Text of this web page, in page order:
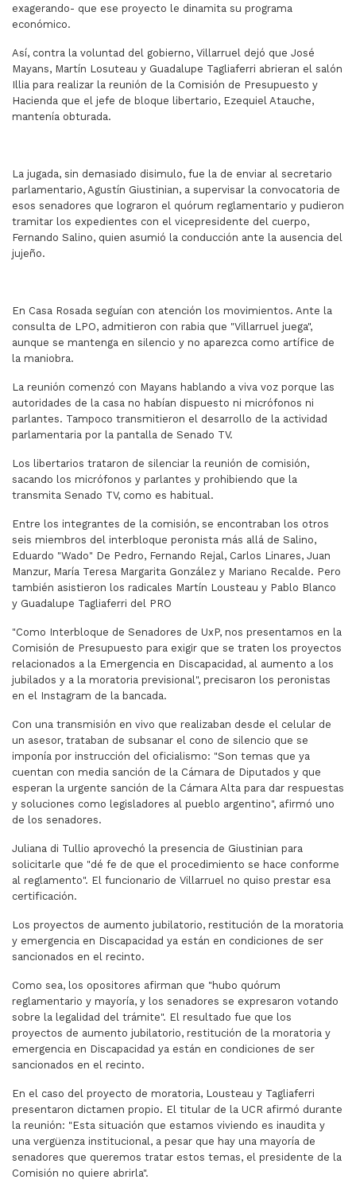
exagerando- que ese proyecto le dinamita su programa
económico.
Así, contra la voluntad del gobierno, Villarruel dejó que José
Mayans, Martín Losuteau y Guadalupe Tagliaferri abrieran el salón
Illia para realizar la reunión de la Comisión de Presupuesto y
Hacienda que el jefe de bloque libertario, Ezequiel Atauche,
mantenía obturada.
La jugada, sin demasiado disimulo, fue la de enviar al secretario
parlamentario, Agustín Giustinian, a supervisar la convocatoria de
esos senadores que lograron el quórum reglamentario y pudieron
tramitar los expedientes con el vicepresidente del cuerpo,
Fernando Salino, quien asumió la conducción ante la ausencia del
jujeño.
En Casa Rosada seguían con atención los movimientos. Ante la
consulta de LPO, admitieron con rabia que "Villarruel juega",
aunque se mantenga en silencio y no aparezca como artífice de
la maniobra.
La reunión comenzó con Mayans hablando a viva voz porque las
autoridades de la casa no habían dispuesto ni micrófonos ni
parlantes. Tampoco transmitieron el desarrollo de la actividad
parlamentaria por la pantalla de Senado TV.
Los libertarios trataron de silenciar la reunión de comisión,
sacando los micrófonos y parlantes y prohibiendo que la
transmita Senado TV, como es habitual.
Entre los integrantes de la comisión, se encontraban los otros
seis miembros del interbloque peronista más allá de Salino,
Eduardo "Wado" De Pedro, Fernando Rejal, Carlos Linares, Juan
Manzur, María Teresa Margarita González y Mariano Recalde. Pero
también asistieron los radicales Martín Lousteau y Pablo Blanco
y Guadalupe Tagliaferri del PRO
"Como Interbloque de Senadores de UxP, nos presentamos en la
Comisión de Presupuesto para exigir que se traten los proyectos
relacionados a la Emergencia en Discapacidad, al aumento a los
jubilados y a la moratoria previsional", precisaron los peronistas
en el Instagram de la bancada.
Con una transmisión en vivo que realizaban desde el celular de
un asesor, trataban de subsanar el cono de silencio que se
imponía por instrucción del oficialismo: "Son temas que ya
cuentan con media sanción de la Cámara de Diputados y que
esperan la urgente sanción de la Cámara Alta para dar respuestas
y soluciones como legisladores al pueblo argentino", afirmó uno
de los senadores.
Juliana di Tullio aprovechó la presencia de Giustinian para
solicitarle que "dé fe de que el procedimiento se hace conforme
al reglamento". El funcionario de Villarruel no quiso prestar esa
certificación.
Los proyectos de aumento jubilatorio, restitución de la moratoria
y emergencia en Discapacidad ya están en condiciones de ser
sancionados en el recinto.
Como sea, los opositores afirman que "hubo quórum
reglamentario y mayoría, y los senadores se expresaron votando
sobre la legalidad del trámite". El resultado fue que los
proyectos de aumento jubilatorio, restitución de la moratoria y
emergencia en Discapacidad ya están en condiciones de ser
sancionados en el recinto.
En el caso del proyecto de moratoria, Lousteau y Tagliaferri
presentaron dictamen propio. El titular de la UCR afirmó durante
la reunión: "Esta situación que estamos viviendo es inaudita y
una vergüenza institucional, a pesar que hay una mayoría de
senadores que queremos tratar estos temas, el presidente de la
Comisión no quiere abrirla".